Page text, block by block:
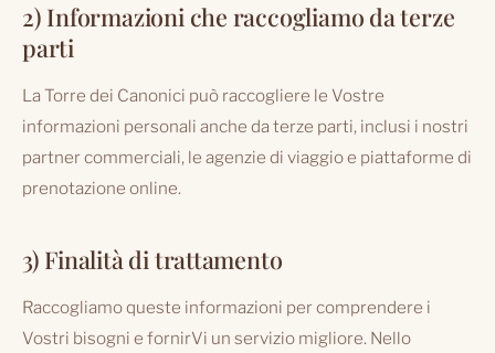
2) Informazioni che raccogliamo da terze
parti
La Torre dei Canonici può raccogliere le Vostre
informazioni personali anche da terze parti, inclusi i nostri
partner commerciali, le agenzie di viaggio e piattaforme di
prenotazione online.
3) Finalità di trattamento
Raccogliamo queste informazioni per comprendere i
Vostri bisogni e fornirVi un servizio migliore. Nello